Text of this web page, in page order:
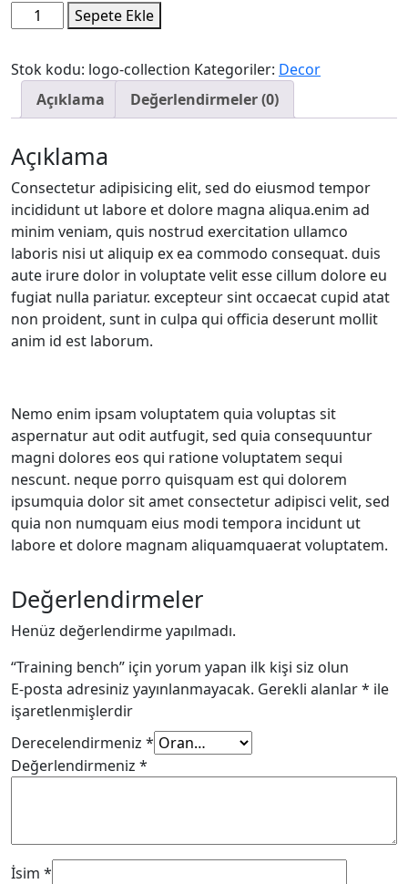
Training
bench
Sepete Ekle
Stok kodu: logo-collection Kategoriler: Decor
Açıklama
Değerlendirmeler (0)
Açıklama
Consectetur adipisicing elit, sed do eiusmod tempor
incididunt ut labore et dolore magna aliqua.enim ad
minim veniam, quis nostrud exercitation ullamco
laboris nisi ut aliquip ex ea commodo consequat. duis
aute irure dolor in voluptate velit esse cillum dolore eu
fugiat nulla pariatur. excepteur sint occaecat cupid atat
non proident, sunt in culpa qui officia deserunt mollit
anim id est laborum.
Nemo enim ipsam voluptatem quia voluptas sit
aspernatur aut odit autfugit, sed quia consequuntur
magni dolores eos qui ratione voluptatem sequi
nescunt. neque porro quisquam est qui dolorem
ipsumquia dolor sit amet consectetur adipisci velit, sed
quia non numquam eius modi tempora incidunt ut
labore et dolore magnam aliquamquaerat voluptatem.
Değerlendirmeler
Henüz değerlendirme yapılmadı.
“Training bench” için yorum yapan ilk kişi siz olun
E-posta adresiniz yayınlanmayacak. Gerekli alanlar* ile
işaretlenmişlerdir
Derecelendirmeniz *
Değerlendirmeniz *
İsim *